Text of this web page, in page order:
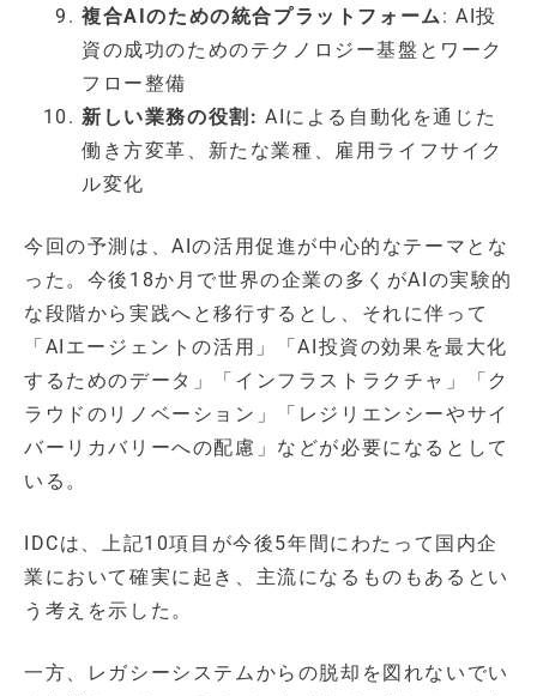
複合AIのための統合プラットフォーム : AI投
資の成功のためのテクノロジー基盤とワーク
フロー整備
新しい業務の役割: AIによる自動化を通じた
働き方変革、新たな業種、雇用ライフサイク
ル変化
今回の予測は、AIの活用促進が中心的なテーマとな
った。今後18か月で世界の企業の多くがAIの実験的
な段階から実践へと移行するとし、それに伴って
「AIエージェントの活用」「AI投資の効果を最大化
するためのデータ」「インフラストラクチャ」「ク
ラウドのリノベーション」「レジリエンシーやサイ
バーリカバリーへの配慮」などが必要になるとして
いる。
IDCは、上記10項目が今後5年間にわたって国内企
業において確実に起き、主流になるものもあるとい
う考えを示した。
一方、レガシーシステムからの脱却を図れないでい